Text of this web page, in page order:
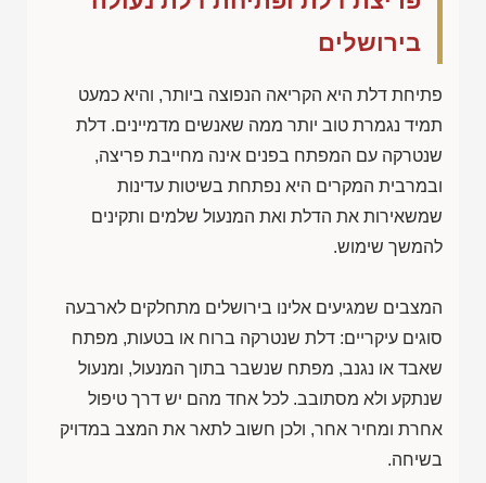
בירושלים
פתיחת דלת היא הקריאה הנפוצה ביותר, והיא כמעט
תמיד נגמרת טוב יותר ממה שאנשים מדמיינים. דלת
שנטרקה עם המפתח בפנים אינה מחייבת פריצה,
ובמרבית המקרים היא נפתחת בשיטות עדינות
שמשאירות את הדלת ואת המנעול שלמים ותקינים
להמשך שימוש.
המצבים שמגיעים אלינו בירושלים מתחלקים לארבעה
סוגים עיקריים: דלת שנטרקה ברוח או בטעות, מפתח
שאבד או נגנב, מפתח שנשבר בתוך המנעול, ומנעול
שנתקע ולא מסתובב. לכל אחד מהם יש דרך טיפול
אחרת ומחיר אחר, ולכן חשוב לתאר את המצב במדויק
בשיחה.